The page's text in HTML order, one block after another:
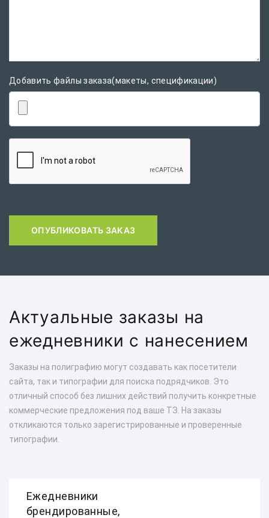
Добавить файлы заказа(макеты, спецификации)
ОПУБЛИКОВАТЬ ЗАКАЗ
Актуальные заказы на
ежедневники с нанесением
Заказы на полиграфию могут создавать как посетители
сайта, так и типографии для поиска подрядчиков. Это
отличный способ без лишних действий получить конкретные
коммерческие предложения под ваше ТЗ. На заказы
откликаются только зарегистрированные и проверенные
типографии.
Ежедневники
брендированные,